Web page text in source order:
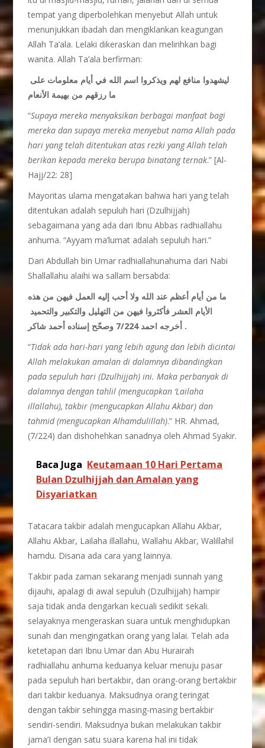
tempat yang diperbolehkan menyebut Allah untuk
menunjukkan ibadah dan mengiklankan keagungan
Allah Ta’ala. Lelaki dikeraskan dan melirihkan bagi
wanita. Allah Ta’ala berfirman:
“Supaya mereka menyaksikan berbagai manfaat bagi
mereka dan supaya mereka menyebut nama Allah pada
hari yang telah ditentukan atas rezki yang Allah telah
berikan kepada mereka berupa binatang ternak.” [Al-
Hajj/22: 28]
Mayoritas ulama mengatakan bahwa hari yang telah
ditentukan adalah sepuluh hari (Dzulhijjah)
sebagaimana yang ada dari Ibnu Abbas radhiallahu
anhuma. “Ayyam ma’lumat adalah sepuluh hari.”
Dari Abdullah bin Umar radhiallahunahuma dari Nabi
Shallallahu alaihi wa sallam bersabda:
ما من أيام أعظم عند الله ولا أحب إليه العمل فيهن من هذه
الأيام العشر فأكثروا فيهن من التهليل والتكبير والتحميد
أخرجه احمد 7/224 وصحّح إسناده أحمد شاكر .
“Tidak ada hari-hari yang lebih agung dan lebih dicintai
Allah melakukan amalan di dalamnya dibandingkan
pada sepuluh hari (Dzulhijjah) ini. Maka perbanyak di
dalamnya dengan tahlil (mengucapkan ‘Lailaha
illallahu), takbir (mengucapkan Allahu Akbar) dan
tahmid (mengucapkan Alhamdulillah).” HR. Ahmad,
(7/224) dan dishohehkan sanadnya oleh Ahmad Syakir.
Baca Juga Keutamaan 10 Hari Pertama
Bulan Dzulhijjah dan Amalan yang
Disyariatkan
Tatacara takbir adalah mengucapkan Allahu Akbar,
Allahu Akbar, Lailaha illallahu, Wallahu Akbar, Walillahil
hamdu. Disana ada cara yang lainnya.
Takbir pada zaman sekarang menjadi sunnah yang
dijauhi, apalagi di awal sepuluh (Dzulhijjah) hampir
saja tidak anda dengarkan kecuali sedikit sekali.
selayaknya mengeraskan suara untuk menghidupkan
sunah dan mengingatkan orang yang lalai. Telah ada
ketetapan dari Ibnu Umar dan Abu Hurairah
radhiallahu anhuma keduanya keluar menuju pasar
pada sepuluh hari bertakbir, dan orang-orang bertakbir
dari takbir keduanya. Maksudnya orang teringat
dengan takbir sehingga masing-masing bertakbir
sendiri-sendiri. Maksudnya bukan melakukan takbir
jama’I dengan satu suara karena hal ini tidak